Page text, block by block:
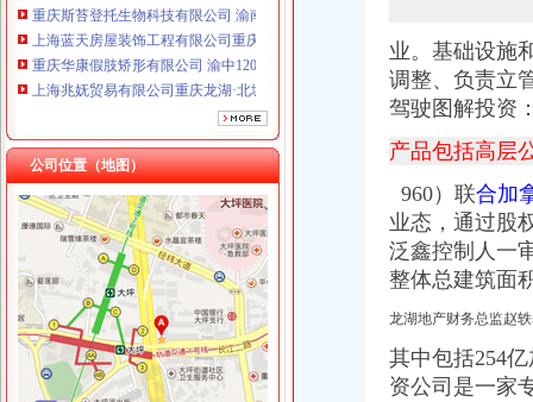
上海蓝天房屋装饰工程有限公司重庆分公司 渝北 （工商注册）
重庆华康假肢矫形有限公司 渝中120万 （增资）
上海兆妩贸易有限公司重庆龙湖·北城天街分公司 （工商注册）
重庆海谛升进出口贸易有限公司 渝北100万 （进出口权）
重庆逸道医疗器械有限公司
重庆戴盛贷款咨询有限公司
重庆伟尚科技发展有限公司 渝高100万 （工商注册）
重庆尊博贸易有限公司 渝江 （工商注册）
重庆谦如福商贸有限公司 渝南3万 （公司转让）
重庆斯苔登托生物科技有限公司 渝南10万 （工商注册）
上海蓝天房屋装饰工程有限公司重庆分公司 渝北 （工商注册）
重庆华康假肢矫形有限公司 渝中120万 （增资）
上海兆妩贸易有限公司重庆龙湖·北城天街分公司 （工商注册）
公司位置（地图）
龙湖时代天街财务公司
重庆龙湖时代天街目前入驻的商家有哪些？_百度知道
北京城建集团被举报财务造审计数字架引纠纷-房产新闻-成都搜狐
【我爱我家-龙湖时代天街旗舰店直招销售,北京我爱我家房地产经纪
龙湖时代天街_成都龙湖时代天街详-成都搜狐焦点网
庆隆海客瀛洲（三期）_龙湖时代天街_楼盘对比分析-重庆乐居
重庆龙湖时代天街引进原麦山丘西南店；绿民投与陕商投资旗下中诚
龙湖引入加拿大基金12.5亿投资苏州时代天街项目-房产新闻-乌鲁木齐
龙湖时代天街（成都高新西区）-搜百科
业。基础设施
调整、负责立
驾驶图解投资
产品包括高层
960）联合加
业态，通过股
泛鑫控制人一
整体总建筑面
龙湖地产财务总监赵
其中包括254
资公司是一家